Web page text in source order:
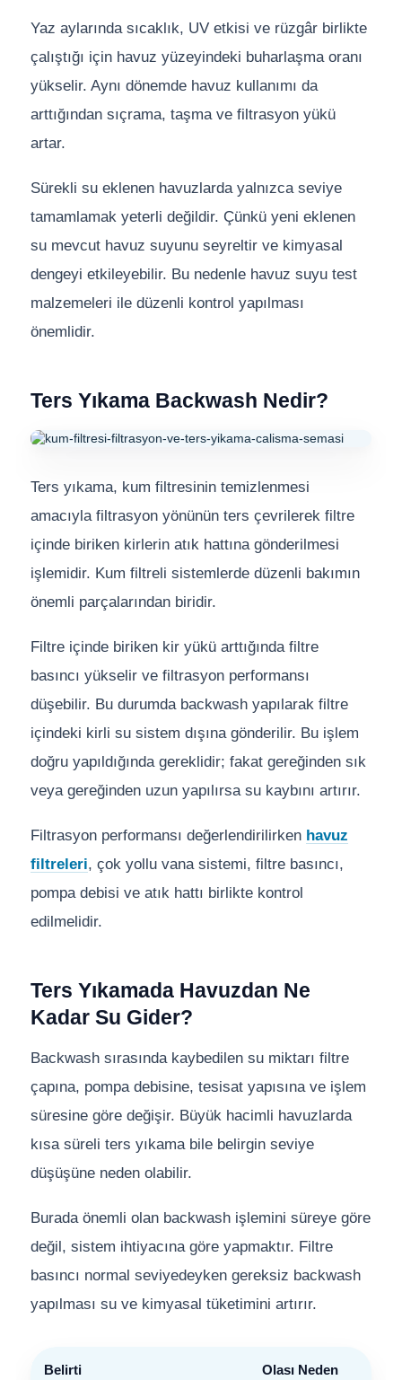
Yaz aylarında sıcaklık, UV etkisi ve rüzgâr birlikte
çalıştığı için havuz yüzeyindeki buharlaşma oranı
yükselir. Aynı dönemde havuz kullanımı da
arttığından sıçrama, taşma ve filtrasyon yükü
artar.
Sürekli su eklenen havuzlarda yalnızca seviye
tamamlamak yeterli değildir. Çünkü yeni eklenen
su mevcut havuz suyunu seyreltir ve kimyasal
dengeyi etkileyebilir. Bu nedenle havuz suyu test
malzemeleri ile düzenli kontrol yapılması
önemlidir.
Ters Yıkama Backwash Nedir?
Ters yıkama, kum filtresinin temizlenmesi
amacıyla filtrasyon yönünün ters çevrilerek filtre
içinde biriken kirlerin atık hattına gönderilmesi
işlemidir. Kum filtreli sistemlerde düzenli bakımın
önemli parçalarından biridir.
Filtre içinde biriken kir yükü arttığında filtre
basıncı yükselir ve filtrasyon performansı
düşebilir. Bu durumda backwash yapılarak filtre
içindeki kirli su sistem dışına gönderilir. Bu işlem
doğru yapıldığında gereklidir; fakat gereğinden sık
veya gereğinden uzun yapılırsa su kaybını artırır.
Filtrasyon performansı değerlendirilirken havuz
filtreleri, çok yollu vana sistemi, filtre basıncı,
pompa debisi ve atık hattı birlikte kontrol
edilmelidir.
Ters Yıkamada Havuzdan Ne
Kadar Su Gider?
Backwash sırasında kaybedilen su miktarı filtre
çapına, pompa debisine, tesisat yapısına ve işlem
süresine göre değişir. Büyük hacimli havuzlarda
kısa süreli ters yıkama bile belirgin seviye
düşüşüne neden olabilir.
Burada önemli olan backwash işlemini süreye göre
değil, sistem ihtiyacına göre yapmaktır. Filtre
basıncı normal seviyedeyken gereksiz backwash
yapılması su ve kimyasal tüketimini artırır.
Belirti Olası Neden